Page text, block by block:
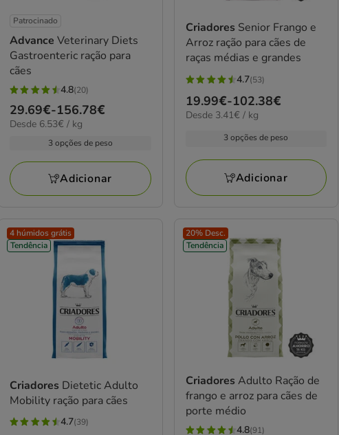
Patrocinado
Advance Veterinary Diets
Gastroenteric ração para
cães
4.8
estrelas
com
avaliações
4.8(20)
Preço
de
156.78€
29.69€-156.78€
6.53€
Desde 6.53€ / kg
3 opções de peso
Adicionar
Criadores Senior Frango e
Arroz ração para cães de
raças médias e grandes
4.7
estrelas
com
4.7(53)
Preço
de
102.38€
19.99€-102.38€
3.41€
Desde 3.41€ / kg
3 opções de peso
Adicionar
4 húmidos grátis
Tendência
Criadores Dietetic Adulto
Mobility ração para cães
4.7
4.7(39)
20% Desc.
Tendência
Criadores Adulto Ração de
frango e arroz para cães de
porte médio
4.8(91)